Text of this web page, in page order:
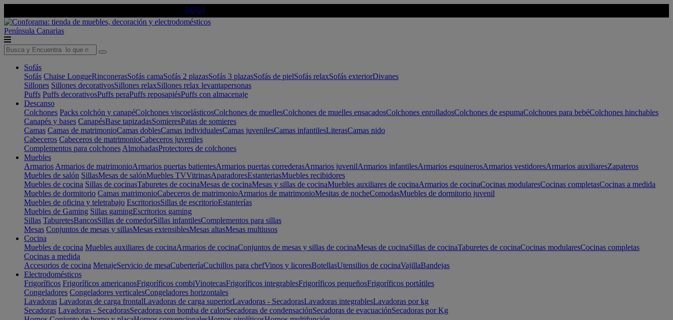
AQUÍ
Península Canarias
Sofás
Sofás Chaise LongueRinconerasSofás camaSofás 2 plazasSofás 3 plazasSofás de pielSofás relaxSofás exteriorDivanes
Sillones Sillones decorativosSillones relaxSillones relax levantapersonas
Puffs Puffs decorativosPuffs peraPuffs reposapiésPuffs con almacenaje
Descanso
Colchones Packs colchón y canapéColchones viscoelásticosColchones de muellesColchones de muelles ensacadosColchones enrolladosColchones de espumaColchones para bebéColchones hinchables
Canapés y bases CanapésBase tapizadasSomieresPatas de somieres
Camas Camas de matrimonioCamas doblesCamas individualesCamas juvenilesCamas infantilesLiterasCamas nido
Cabeceros Cabeceros de matrimonioCabeceros juveniles
Complementos para colchones AlmohadasProtectores de colchones
Muebles
Armarios Armarios de matrimonioArmarios puertas batientesArmarios puertas correderasArmarios juvenilArmarios infantilesArmarios esquinerosArmarios vestidoresArmarios auxiliaresZapateros
Muebles de salón SillasMesas de salónMuebles TVVitrinasAparadoresEstanteriasMuebles recibidores
Muebles de cocina Sillas de cocinasTaburetes de cocinaMesas de cocinaMesas y sillas de cocinaMuebles auxiliares de cocinaArmarios de cocinaCocinas modularesCocinas completasCocinas a medida
Muebles de dormitorio Camas matrimonioCabeceros de matrimonioArmarios de matrimonioMesitas de nocheComodasMuebles de dormitorio juvenil
Muebles de oficina y teletrabajo EscritoriosSillas de escritorioEstanterías
Muebles de Gaming Sillas gamingEscritorios gaming
Sillas TaburetesBancosSillas de comedorSillas infantilesComplementos para sillas
Mesas Conjuntos de mesas y sillasMesas extensiblesMesas altasMesas multiusos
Cocina
Muebles de cocina Muebles auxiliares de cocinaArmarios de cocinaConjuntos de mesas y sillas de cocinaMesas de cocinaSillas de cocinaTaburetes de cocinaCocinas modularesCocinas completas
Cocinas a medida
Accesorios de cocina MenajeServicio de mesaCuberteríaCuchillos para chefVinos y licoresBotellasUtensilios de cocinaVajillaBandejas
Electrodomésticos
Frigoríficos Frigoríficos americanosFrigoríficos combiVinotecasFrigoríficos integrablesFrigoríficos pequeñosFrigoríficos portátiles
Congeladores Congeladores verticalesCongeladores horizontales
Lavadoras Lavadoras de carga frontalLavadoras de carga superiorLavadoras - SecadorasLavadoras integrablesLavadoras por kg
Secadoras Lavadoras - SecadorasSecadoras con bomba de calorSecadoras de condensaciónSecadoras de evacuaciónSecadoras por Kg